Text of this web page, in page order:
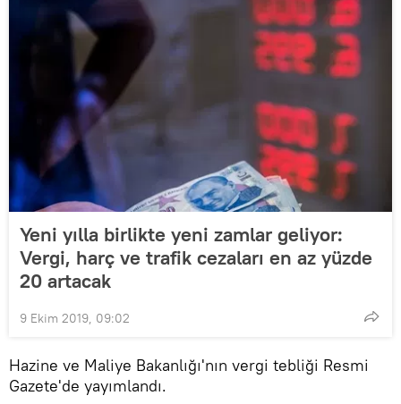
Yeni yılla birlikte yeni zamlar geliyor:
Vergi, harç ve trafik cezaları en az yüzde
20 artacak
9 Ekim 2019, 09:02
Hazine ve Maliye Bakanlığı'nın vergi tebliği Resmi
Gazete'de yayımlandı.